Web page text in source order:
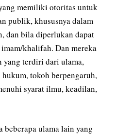
memiliki otoritas untuk
publik, khususnya dalam
dan bila diperlukan dapat
khalifah. Dan mereka
yang terdiri dari ulama,
tokoh berpengaruh,
syarat ilmu, keadilan,
beberapa ulama lain yang